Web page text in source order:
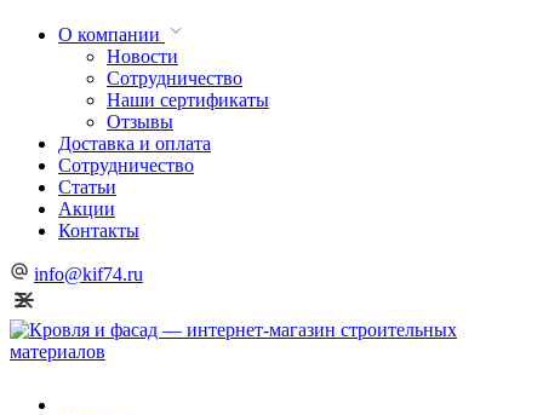
О компании
Новости
Сотрудничество
Наши сертификаты
Отзывы
Доставка и оплата
Сотрудничество
Статьи
Акции
Контакты
info@kif74.ru